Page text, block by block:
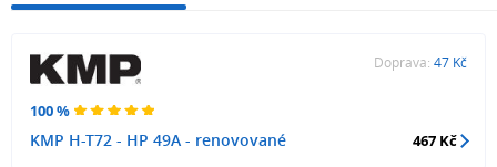
100 %
KMP H-T72 - HP 49A - renovované
Doprava: 47 Kč
467 Kč